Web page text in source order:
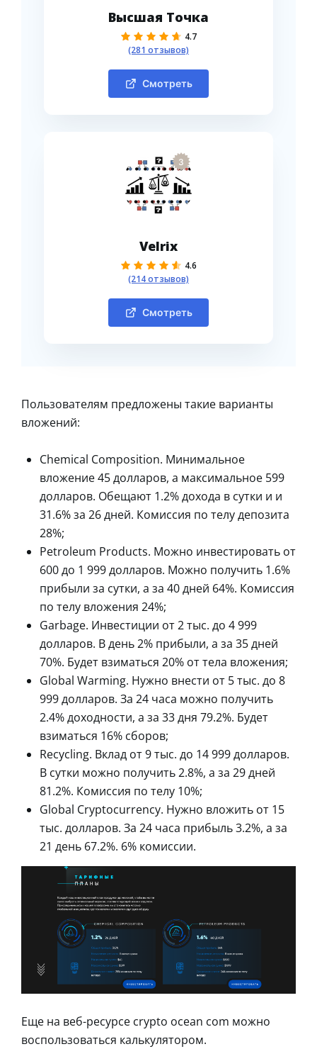
Высшая Точка
4.7
(281 отзывов)
Смотреть
3
Velrix
4.6
(214 отзывов)
Смотреть
Пользователям предложены такие варианты
вложений:
Chemical Composition. Минимальное
вложение 45 долларов, а максимальное 599
долларов. Обещают 1.2% дохода в сутки и и
31.6% за 26 дней. Комиссия по телу депозита
28%;
Petroleum Products. Можно инвестировать от
600 до 1 999 долларов. Можно получить 1.6%
прибыли за сутки, а за 40 дней 64%. Комиссия
по телу вложения 24%;
Garbage. Инвестиции от 2 тыс. до 4 999
долларов. В день 2% прибыли, а за 35 дней
70%. Будет взиматься 20% от тела вложения;
Global Warming. Нужно внести от 5 тыс. до 8
999 долларов. За 24 часа можно получить
2.4% доходности, а за 33 дня 79.2%. Будет
взиматься 16% сборов;
Recycling. Вклад от 9 тыс. до 14 999 долларов.
В сутки можно получить 2.8%, а за 29 дней
81.2%. Комиссия по телу 10%;
Global Cryptocurrency. Нужно вложить от 15
тыс. долларов. За 24 часа прибыль 3.2%, а за
21 день 67.2%. 6% комиссии.
Еще на веб-ресурсе crypto ocean com можно
воспользоваться калькулятором.